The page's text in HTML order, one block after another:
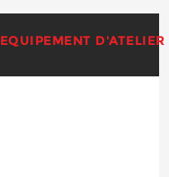
EQUIPEMENT D'ATELIER